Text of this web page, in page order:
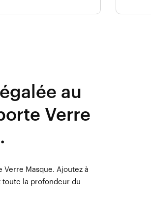
au
Verre
Masque. Ajoutez à
toute la profondeur du